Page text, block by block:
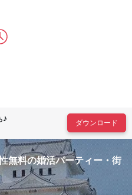
♪
ダウンロード
無料の婚活パーティー・街